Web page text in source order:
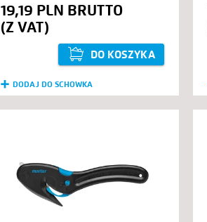
19,19 PLN
DO KOSZYKA
DODAJ DO SCHOWKA